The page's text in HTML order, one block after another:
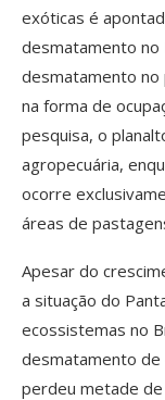
exóticas é
desmatamento no
desmatamento no
na forma de
pesquisa, o
agropecuária,
ocorre
áreas de
Apesar do
a situação do
ecossistemas no
desmatamento de
perdeu metade